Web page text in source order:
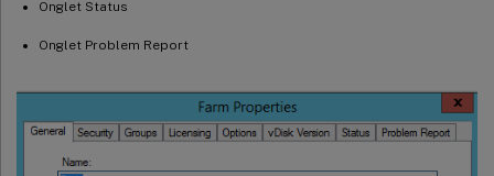
Onglet Status
Onglet Problem Report